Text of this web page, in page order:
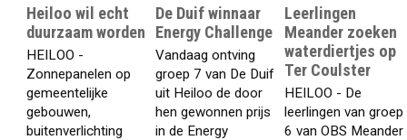
Heiloo wil echt
duurzaam worden
HEILOO -
Zonnepanelen op
gemeentelijke
gebouwen,
buitenverlichting
De Duif winnaar
Energy Challenge
Vandaag ontving
groep 7 van De Duif
uit Heiloo de door
hen gewonnen prijs
in de Energy
Leerlingen
Meander zoeken
waterdiertjes op
Ter Coulster
HEILOO - De
leerlingen van groep
6 van OBS Meander